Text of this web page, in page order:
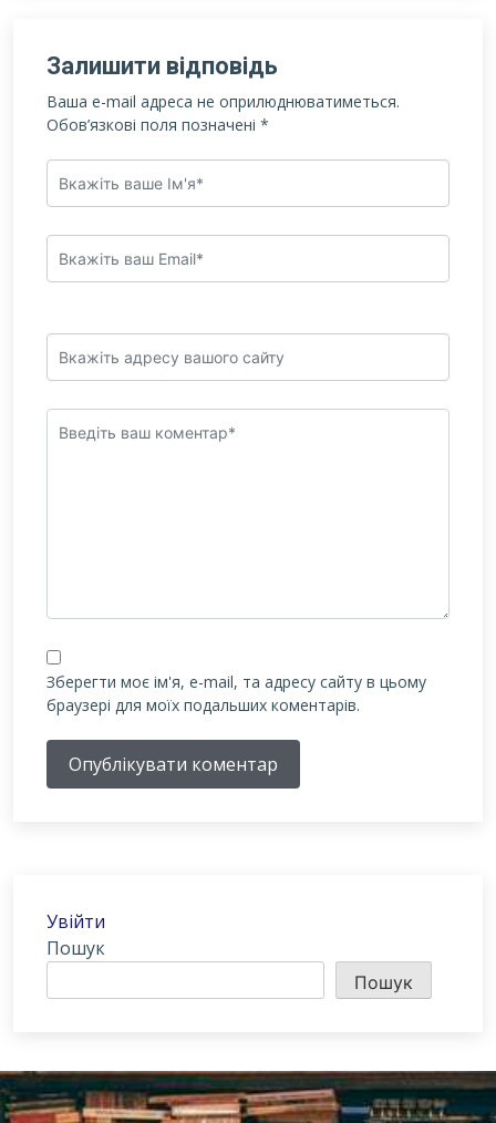
Залишити відповідь
Ваша e-mail адреса не оприлюднюватиметься.
Обов’язкові поля позначені *
Зберегти моє ім'я, e-mail, та адресу сайту в цьому
браузері для моїх подальших коментарів.
Опублікувати коментар
Увійти
Пошук
Пошук